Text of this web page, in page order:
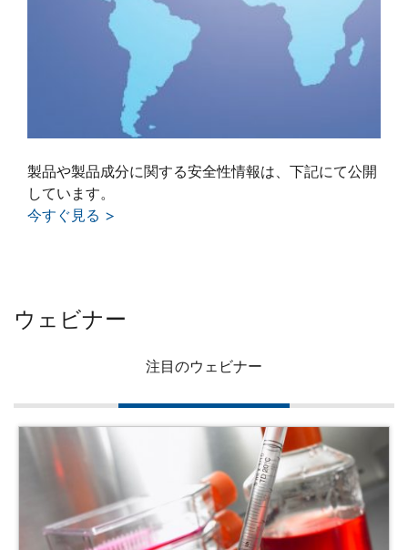
製品や製品成分に関する安全性情報は、下記にて公開
しています。
今すぐ見る
ウェビナー
注目のウェビナー